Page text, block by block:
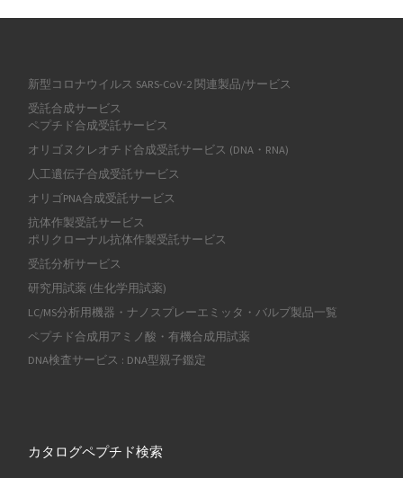
新型コロナウイルス SARS-CoV-2 関連製品/サービス
受託合成サービス
ペプチド合成受託サービス
オリゴヌクレオチド合成受託サービス (DNA・RNA)
人工遺伝子合成受託サービス
オリゴPNA合成受託サービス
抗体作製受託サービス
ポリクローナル抗体作製受託サービス
受託分析サービス
研究用試薬 (生化学用試薬)
LC/MS分析用機器・ナノスプレーエミッタ・バルブ製品一覧
ペプチド合成用アミノ酸・有機合成用試薬
DNA検査サービス : DNA型親子鑑定
カタログペプチド検索